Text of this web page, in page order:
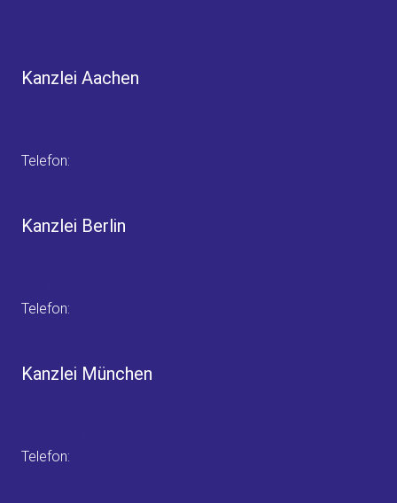
Kanzlei Aachen
Telefon:
Kanzlei Berlin
Telefon:
Kanzlei München
Telefon: